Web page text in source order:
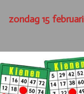
zondag 15